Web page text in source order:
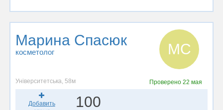
Марина Спасюк
косметолог МС
Університетська, 58м Проверено 22 мая
Добавить
100